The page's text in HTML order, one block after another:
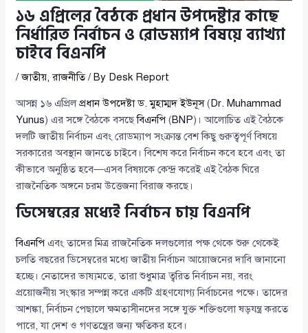
১৬ এপ্রিলের বৈঠকে প্রধান উপদেষ্টার কাছে
নির্ধারিত নির্বাচন ও রোডম্যাপ বিষয়ে ব্যাখ্যা
চাইবে বিএনপি
/জাতীয়,রাজনীতি/ By Desk Report
আসন্ন ১৬ এপ্রিলপ্রধান উপদেষ্টা ড. মুহাম্মদ ইউনূস( Dr. Muhammad
Yunus) এর সঙ্গে বৈঠকে বসছেবিএনপি (BNP)। আলোচিত এই বৈঠকে
দলটি জাতীয় নির্বাচন এবং রোডম্যাপ সংক্রান্ত বেশ কিছু গুরুত্বপূর্ণ বিষয়ে
সরকারের অবস্থান জানতে চাইবে। বিশেষ করে নির্বাচন কবে হবে এবং তা
কীভাবে অনুষ্ঠিত হবে—এসব বিষয়কে কেন্দ্র করেই এই বৈঠক ঘিরে
রাজনৈতিক অঙ্গনে চরম উত্তেজনা বিরাজ করছে।
ডিসেম্বরের মধ্যেই নির্বাচন চায় বিএনপি
বিএনপি এবং তাদের মিত্র রাজনৈতিক দলগুলোর পক্ষ থেকে শুরু থেকেই
চলতি বছরের ডিসেম্বরের মধ্যে জাতীয় নির্বাচন আয়োজনের দাবি জানানো
হচ্ছে। নেতাদের ভাষ্যমতে, তারা শুধুমাত্র ত্বরিত নির্বাচন নয়, বরং
প্রয়োজনীয় সংস্কার সম্পন্ন করে একটি গ্রহণযোগ্য নির্বাচনের পক্ষে। তাদের
আশঙ্কা, নির্বাচন পেছালে ক্ষমতাসীনদের সঙ্গে যুক্ত শক্তিগুলো ষড়যন্ত্র করতে
পারে, যা দেশ ও গণতন্ত্রের জন্য ক্ষতিকর হবে।